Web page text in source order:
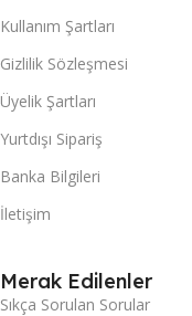
Kullanım Şartları
Gizlilik Sözleşmesi
Üyelik Şartları
Yurtdışı Sipariş
Banka Bilgileri
İletişim
Merak Edilenler
Sıkça Sorulan Sorular